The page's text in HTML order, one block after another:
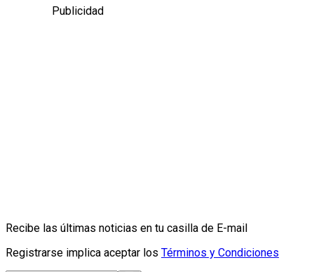
Publicidad
Recibe las últimas noticias en tu casilla de E-mail
Registrarse implica aceptar los Términos y Condiciones